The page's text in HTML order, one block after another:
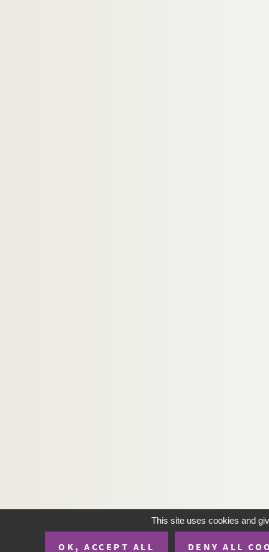
This site uses cookies and
OK, ACCEPT ALL DENY ALL